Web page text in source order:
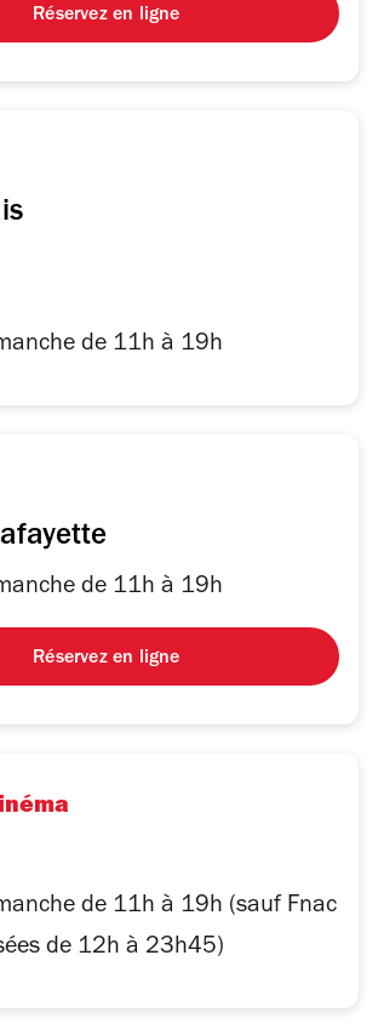
Réservez en ligne
de 11h à 19h
de 11h à 19h
Réservez en ligne
de 11h à 19h (sauf Fnac
de 12h à 23h45)